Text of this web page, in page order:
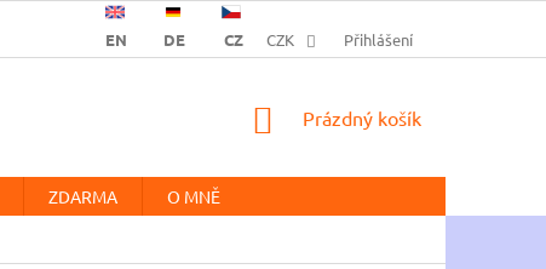
EN DE CZ CZK Přihlášení
NÁKUPNÍ
Prázdný košík
ZDARMA
O MNĚ